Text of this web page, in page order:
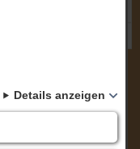
Details anzeigen